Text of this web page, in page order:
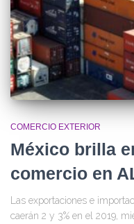
COMERCIO EXTERIOR
México brilla
comercio en
Las exportaciones e
caerán 2 y 3% en el 2019,